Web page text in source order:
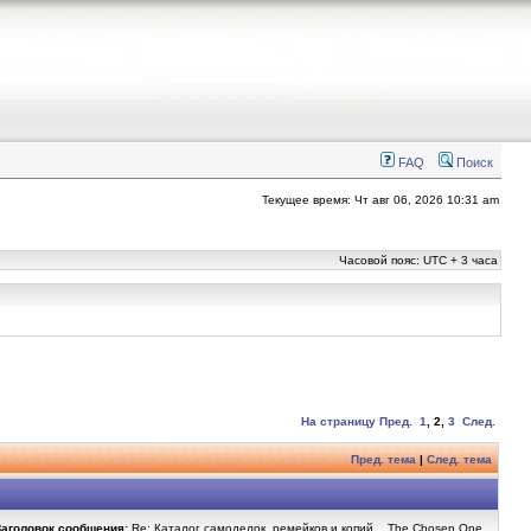
FAQ Поиск
Текущее время: Чт авг 06, 2026 10:31 am
Часовой пояс: UTC + 3 часа
На страницу Пред. 1 2 3 След.
Пред. тема|След. тема
сообщения: Re: Каталог самоделок, ремейков и копий ...The Chosen One...